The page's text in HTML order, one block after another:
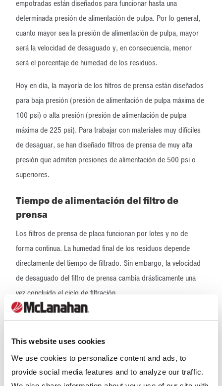
This website uses cookies
We use cookies to personalize content and ads, to
provide social media features and to analyze our traffic.
empotradas están diseñados para funcionar hasta una
determinada presión de alimentación de pulpa. Por lo general,
cuanto mayor sea la presión de alimentación de pulpa, mayor
será la velocidad de desaguado y, en consecuencia, menor
será el porcentaje de humedad de los residuos.
Hoy en día, la mayoría de los filtros de prensa están diseñados
para baja presión (presión de alimentación de pulpa máxima de
100 psi) o alta presión (presión de alimentación de pulpa
máxima de 225 psi). Para trabajar con materiales muy difíciles
de desaguar, se han diseñado filtros de prensa de muy alta
presión que admiten presiones de alimentación de 500 psi o
superiores.
Tiempo de alimentación del filtro de
prensa
Los filtros de prensa de placa funcionan por lotes y no de
forma continua. La humedad final de los residuos depende
directamente del tiempo de filtrado. Sin embargo, la velocidad
de desaguado del filtro de prensa cambia drásticamente una
vez concluido el ciclo de filtración.
Al inicio de la etapa de filtración del filtro de prensa, la pulpa se
de filtrado empotradas. Los sólidos suspendidos en la pulpa
quedan capturados en las telas filtrantes unidas a las
superficies de las placas.